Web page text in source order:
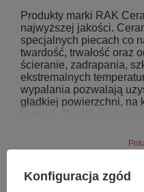
Produkty marki RAK
najwyższej jakości.
specjalnych piecach co
twardość, trwałość oraz
ścieranie, zadrapania,
ekstremalnych
wypalania pozwalają
gładkiej powierzchni, na
kamień. Produkcja
przewyższające
produkty RAK Ceramics
zużycia energii do
Konfiguracja zgód